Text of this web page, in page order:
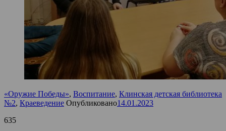
«Оружие Победы», Воспитание, Клинская детская библиотека
№2, Краеведение Опубликовано14.01.2023
635